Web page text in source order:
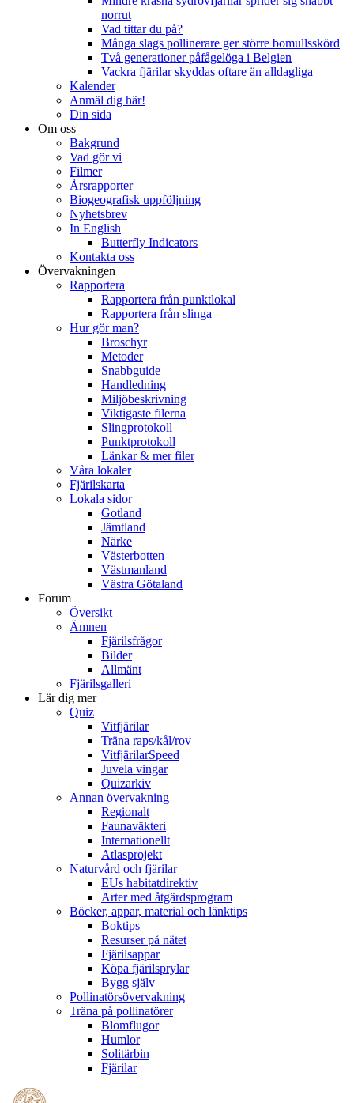
norrut
Vad tittar du på?
Många slags pollinerare ger större bomullsskörd
Två generationer påfågelöga i Belgien
Vackra fjärilar skyddas oftare än alldagliga
Kalender
Anmäl dig här!
Din sida
Om oss
Bakgrund
Vad gör vi
Filmer
Årsrapporter
Biogeografisk uppföljning
Nyhetsbrev
In English
Butterfly Indicators
Kontakta oss
Övervakningen
Rapportera
Rapportera från punktlokal
Rapportera från slinga
Hur gör man?
Broschyr
Metoder
Snabbguide
Handledning
Miljöbeskrivning
Viktigaste filerna
Slingprotokoll
Punktprotokoll
Länkar & mer filer
Våra lokaler
Fjärilskarta
Lokala sidor
Gotland
Jämtland
Närke
Västerbotten
Västmanland
Västra Götaland
Forum
Översikt
Ämnen
Fjärilsfrågor
Bilder
Allmänt
Fjärilsgalleri
Lär dig mer
Quiz
Vitfjärilar
Träna raps/kål/rov
VitfjärilarSpeed
Juvela vingar
Quizarkiv
Annan övervakning
Regionalt
Faunaväkteri
Internationellt
Atlasprojekt
Naturvård och fjärilar
EUs habitatdirektiv
Arter med åtgärdsprogram
Böcker, appar, material och länktips
Boktips
Resurser på nätet
Fjärilsappar
Köpa fjärilsprylar
Bygg själv
Pollinatörsövervakning
Träna på pollinatörer
Blomflugor
Humlor
Solitärbin
Fjärilar